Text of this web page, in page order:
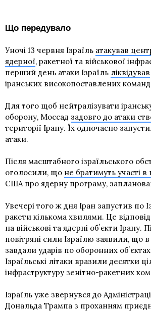
Що передувало
Уночі 13 червня Ізраїль атакував
ядерної, ракетної та військової
перший день атаки Ізраїль ліквідував
іранських високопоставлених
Для того щоб нейтралізувати
оборону, Моссад задовго до атаки
території Ірану. Їх одночасно
атаки.
Після масштабного ізраїльського
оголосили, що не братимуть участі
США про ядерну програму,
Увечері того ж дня Іран запустив по
ракети кількома хвилями. Це
на військові та ядерні обʼєкти Ірану.
повітряні сили Ізраїлю заявили, що в
завдали ударів по оборонних
Ізраїльські літаки вразили десятки
інфраструктуру зенітно-ракетних
Ізраїль уже звернувся до
Дональда Трампа з проханням